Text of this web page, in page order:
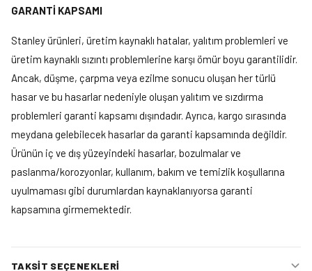
GARANTİ KAPSAMI
Stanley ürünleri, üretim kaynaklı hatalar, yalıtım problemleri ve
üretim kaynaklı sızıntı problemlerine karşı ömür boyu garantilidir.
Ancak, düşme, çarpma veya ezilme sonucu oluşan her türlü
hasar ve bu hasarlar nedeniyle oluşan yalıtım ve sızdırma
problemleri garanti kapsamı dışındadır. Ayrıca, kargo sırasında
meydana gelebilecek hasarlar da garanti kapsamında değildir.
Ürünün iç ve dış yüzeyindeki hasarlar, bozulmalar ve
paslanma/korozyonlar, kullanım, bakım ve temizlik koşullarına
uyulmaması gibi durumlardan kaynaklanıyorsa garanti
kapsamına girmemektedir.
TAKSIT SEÇENEKLERI